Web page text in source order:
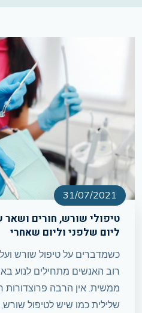
31/07/2021
טיפולי שורש, חורים
ליום שלפני וליום שאחרי
כשמדברים על טיפול שורש
רוב האנשים מתחילים לנוע
ממשית. אין הרבה פרוצדורות
שלילית כמו שיש לטיפול